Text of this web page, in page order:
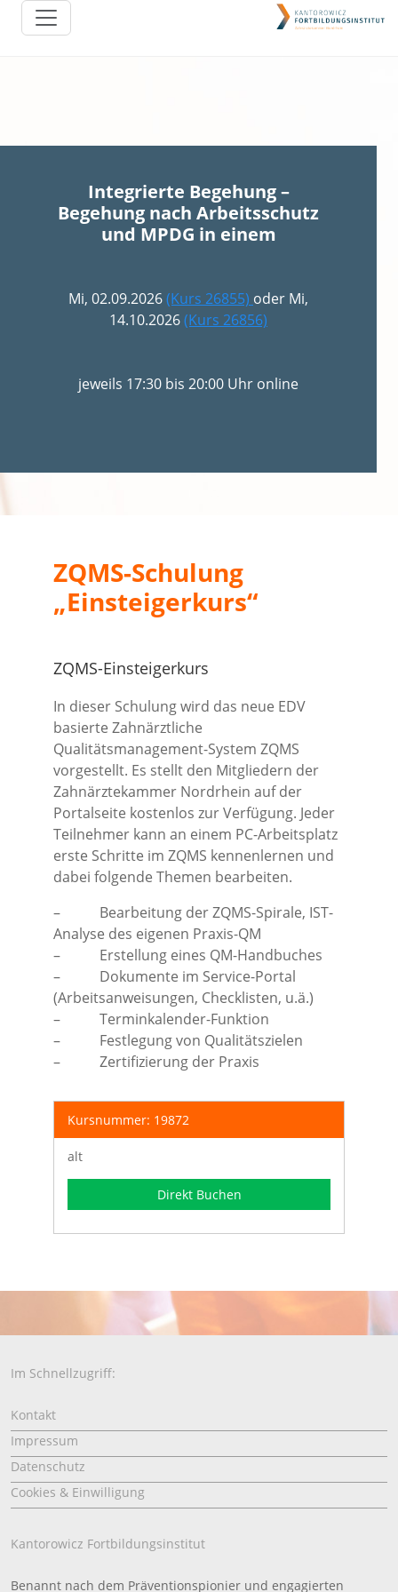
Integrierte Begehung –
Begehung nach Arbeitsschutz
und MPDG in einem
Mi, 02.09.2026(Kurs 26855) oder Mi,
14.10.2026(Kurs 26856)
jeweils 17:30 bis 20:00 Uhr online
ZQMS-Schulung
„Einsteigerkurs“
ZQMS-Einsteigerkurs
In dieser Schulung wird das neue EDV
basierte Zahnärztliche
Qualitätsmanagement-System ZQMS
vorgestellt. Es stellt den Mitgliedern der
Zahnärztekammer Nordrhein auf der
Portalseite kostenlos zur Verfügung. Jeder
Teilnehmer kann an einem PC-Arbeitsplatz
erste Schritte im ZQMS kennenlernen und
dabei folgende Themen bearbeiten.
– Bearbeitung der ZQMS-Spirale, IST-
Analyse des eigenen Praxis-QM
– Erstellung eines QM-Handbuches
– Dokumente im Service-Portal
(Arbeitsanweisungen, Checklisten, u.ä.)
– Terminkalender-Funktion
– Festlegung von Qualitätszielen
– Zertifizierung der Praxis
Kursnummer: 19872
alt
Direkt Buchen
Im Schnellzugriff:
Kontakt
Impressum
Datenschutz
Cookies & Einwilligung
Kantorowicz Fortbildungsinstitut
Benannt nach dem Präventionspionier und engagierten